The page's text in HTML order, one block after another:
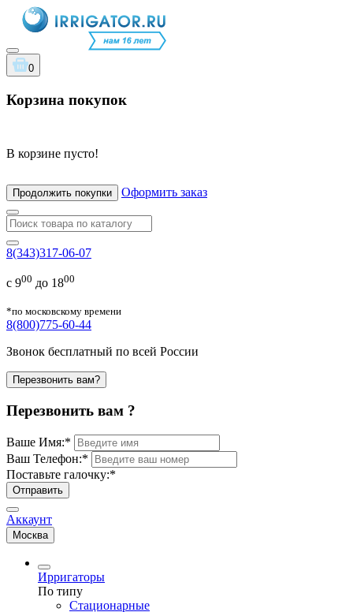
0
Корзина покупок
В корзине пусто!
Продолжить покупки Оформить заказ
8(343)317-06-07
с 900 до 1800
*по московскому времени
8(800)775-60-44
Звонок бесплатный по всей России
Перезвонить вам?
Перезвонить вам ?
Ваше Имя:*
Ваш Телефон:*
Поставьте галочку:*
Отправить
Аккаунт
Москва
Ирригаторы
По типу
Стационарные